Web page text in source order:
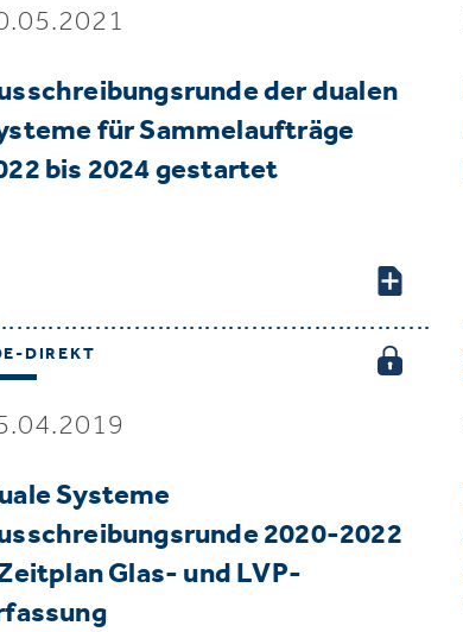
der dualen
für Sammelaufträge
bis 2024 gestartet
DIREKT
Systeme
2020-2022
Glas- und LVP-